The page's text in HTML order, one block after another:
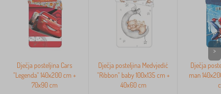
Dječja posteljina Cars
"Legenda" 140x200 cm +
70x90 cm
Dječja posteljina Medvjedić
"Ribbon" baby 100x135 cm +
40x60 cm
Dječja
man
>